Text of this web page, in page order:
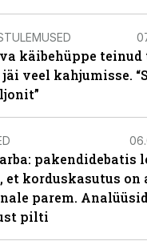
käibehüppe
veel kahjumisse.
pakendidebatis
et korduskasutus on
parem.
pilti